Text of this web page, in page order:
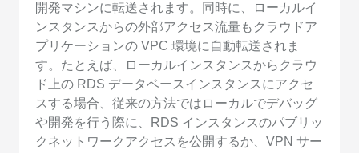
開発マシンに転送されます。同時に、ローカルイ
ンスタンスからの外部アクセス流量もクラウドア
プリケーションの VPC 環境に自動転送されま
す。たとえば、ローカルインスタンスからクラウ
ド上の RDS データベースインスタンスにアクセ
スする場合、従来の方法ではローカルでデバッグ
や開発を行う際に、RDS インスタンスのパブリッ
クネットワークアクセスを公開するか、VPN サー